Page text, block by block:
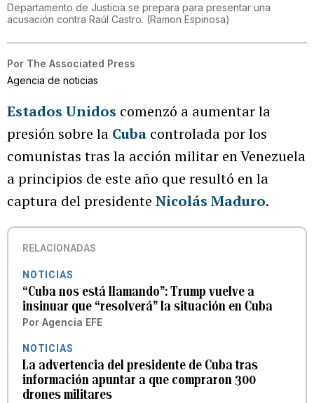
Departamento de Justicia se prepara para presentar una
acusación contra Raúl Castro. (Ramon Espinosa)
Por The Associated Press
Agencia de noticias
Estados Unidos comenzó a aumentar la
presión sobre la Cuba controlada por los
comunistas tras la acción militar en Venezuela
a principios de este año que resultó en la
captura del presidente Nicolás Maduro.
RELACIONADAS
NOTICIAS
“Cuba nos está llamando”: Trump vuelve a
insinuar que “resolverá” la situación en Cuba
Por Agencia EFE
NOTICIAS
La advertencia del presidente de Cuba tras
información apuntar a que compraron 300
drones militares